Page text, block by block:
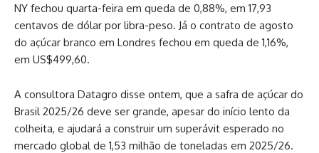
NY fechou quarta-feira em queda de 0,88%, em 17,93
centavos de dólar por libra-peso. Já o contrato de agosto
do açúcar branco em Londres fechou em queda de 1,16%,
em US$499,60.
A consultora Datagro disse ontem, que a safra de açúcar do
Brasil 2025/26 deve ser grande, apesar do início lento da
colheita, e ajudará a construir um superávit esperado no
mercado global de 1,53 milhão de toneladas em 2025/26.